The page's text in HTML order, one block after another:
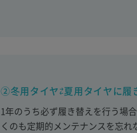
②冬用タイヤ⇄夏用タイヤに履
1年のうち必ず履き替えを行う場
くのも定期的メンテナンスを忘